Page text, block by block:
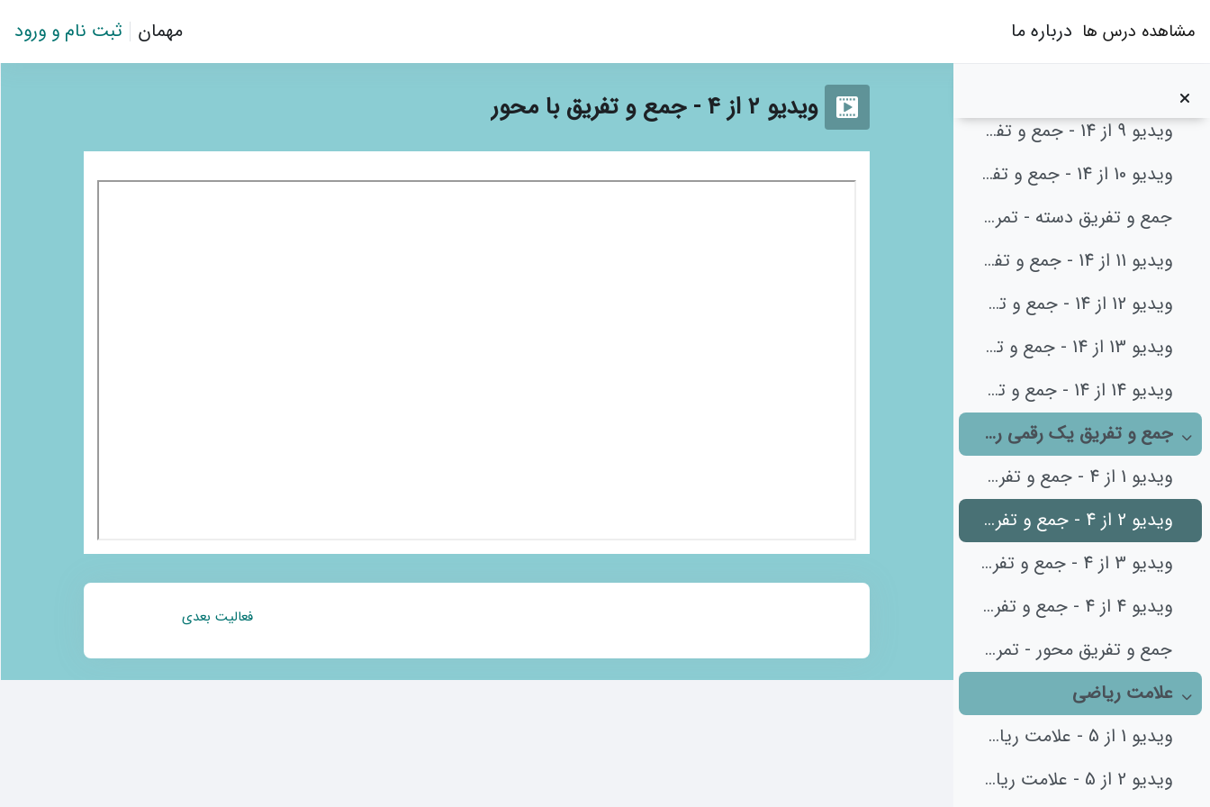
مشاهده درس ها درباره ما مهمان ثبت نام و ورود
ویدیو 9 از 14 - جمع و تفریق با دسته
ویدیو 10 از 14 - جمع و تفریق با دسته
جمع و تفریق دسته - تمرین 2
ویدیو 11 از 14 - جمع و تفریق با دسته
ویدیو 12 از 14 - جمع و تفریق با دسته
ویدیو 13 از 14 - جمع و تفریق با دسته
ویدیو 14 از 14 - جمع و تفریق با دسته
جمع‌کردن
جمع و تفریق یک رقمی روی محور
ویدیو 1 از 4 - جمع و تفریق با محور
ویدیو 2 از 4 - جمع و تفریق با محور
ویدیو 3 از 4 - جمع و تفریق با محور
ویدیو 4 از 4 - جمع و تفریق با محور
جمع و تفریق محور - تمرین 1
جمع‌کردن
علامت ریاضی
ویدیو 1 از 5 - علامت ریاضی
ویدیو 2 از 5 - علامت ریاضی
ویدیو 2 از 4 - جمع و تفریق با محور
نیازمندی‌های تکمیل
فعالیت بعدی